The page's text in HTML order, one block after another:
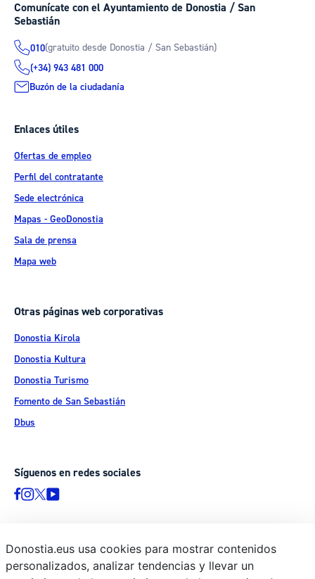
Comunícate con el Ayuntamiento de Donostia / San
Sebastián
010(gratuito desde Donostia / San Sebastián)
(+34) 943 481 000
Buzón de la ciudadanía
Enlaces útiles
Ofertas de empleo
Perfil del contratante
Sede electrónica
Mapas - GeoDonostia
Sala de prensa
Mapa web
Otras páginas web corporativas
Donostia Kirola
Donostia Kultura
Donostia Turismo
Fomento de San Sebastián
Dbus
Síguenos en redes sociales
© Donostiako Udala - Ayuntamiento de Donostia / San Sebastián
Ijentea 1, 20003 Donostia / San Sebastián
Donostia.eus usa cookies para mostrar contenidos
personalizados, analizar tendencias y llevar un